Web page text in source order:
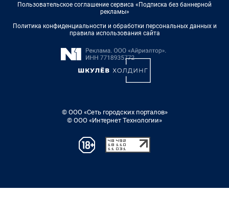
Пользовательское соглашение сервиса «Подписка без баннерной
рекламы»
Политика конфиденциальности и обработки персональных данных и
правила использования сайта
© ООО «Сеть городских порталов»
© ООО «Интернет Технологии»